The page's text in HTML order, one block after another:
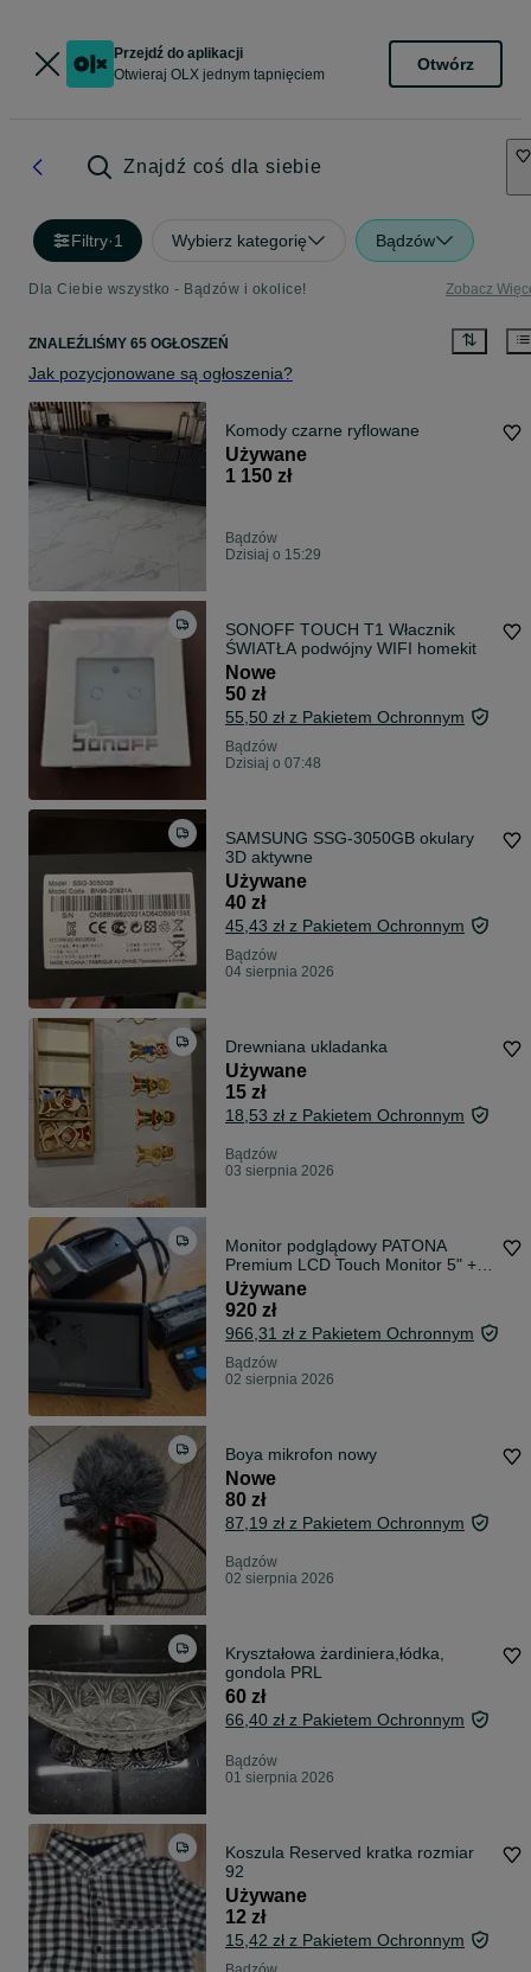
Przejdź do aplikacji
Otwieraj OLX jednym tapnięciem
Otwórz
Znajdź coś dla siebie
Filtry·1 Wybierz kategorię Bądzów
Dla Ciebie wszystko - Bądzów i okolice! Zobacz
ZNALEŹLIŚMY 65 OGŁOSZEŃ
Jak pozycjonowane są ogłoszenia?
Komody czarne ryflowane
Używane
1 150 zł
Bądzów
Dzisiaj o 15:29
SONOFF TOUCH T1 Włacznik
ŚWIATŁA podwójny WIFI homekit
Nowe
50 zł
55,50 zł z Pakietem Ochronnym
Bądzów
Dzisiaj o 07:48
SAMSUNG SSG-3050GB okulary
3D aktywne
Używane
40 zł
45,43 zł z Pakietem Ochronnym
Bądzów
04 sierpnia 2026
Drewniana ukladanka
Używane
15 zł
18,53 zł z Pakietem Ochronnym
Bądzów
03 sierpnia 2026
Monitor podglądowy PATONA
Premium LCD Touch Monitor 5" + 2
baterie NP-F
Używane
920 zł
966,31 zł z Pakietem Ochronnym
Bądzów
02 sierpnia 2026
Boya mikrofon nowy
Nowe
80 zł
87,19 zł z Pakietem Ochronnym
Bądzów
02 sierpnia 2026
Kryształowa żardiniera,łódka,
gondola PRL
60 zł
66,40 zł z Pakietem Ochronnym
Bądzów
01 sierpnia 2026
Koszula Reserved kratka rozmiar
92
Używane
12 zł
15,42 zł z Pakietem Ochronnym